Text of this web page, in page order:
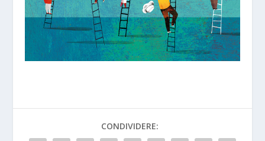
CONDIVIDERE: